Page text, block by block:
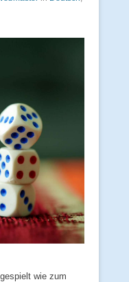
wie zum